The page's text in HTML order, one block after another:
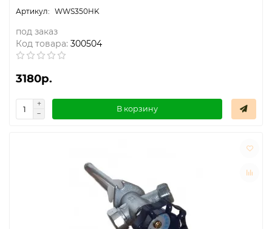
WWS350HK
под заказ
Код товара: 300504
3180р.
В корзину